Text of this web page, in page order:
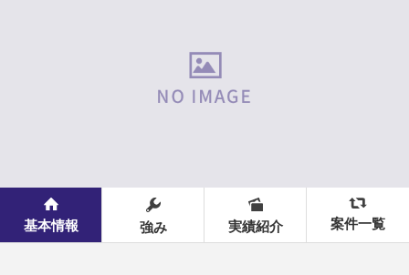
基本情報 強み 実績紹介 案件一覧